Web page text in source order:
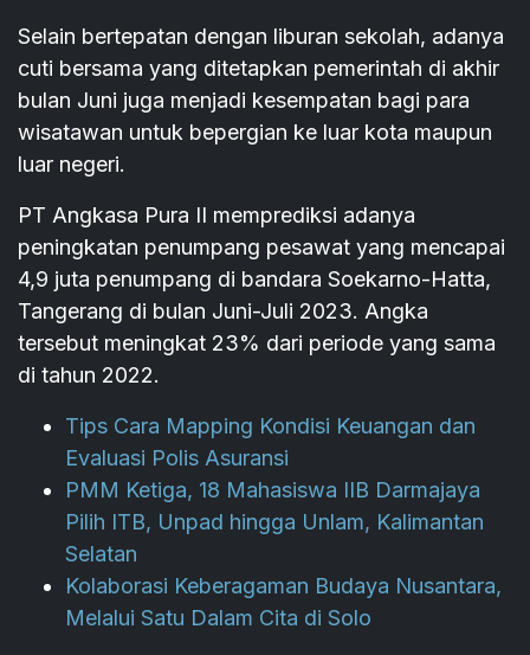
Selain bertepatan dengan liburan sekolah, adanya
cuti bersama yang ditetapkan pemerintah di akhir
bulan Juni juga menjadi kesempatan bagi para
wisatawan untuk bepergian ke luar kota maupun
luar negeri.
PT Angkasa Pura II memprediksi adanya
peningkatan penumpang pesawat yang mencapai
4,9 juta penumpang di bandara Soekarno-Hatta,
Tangerang di bulan Juni-Juli 2023. Angka
tersebut meningkat 23% dari periode yang sama
di tahun 2022.
Tips Cara Mapping Kondisi Keuangan dan
Evaluasi Polis Asuransi
PMM Ketiga, 18 Mahasiswa IIB Darmajaya
Pilih ITB, Unpad hingga Unlam, Kalimantan
Selatan
Kolaborasi Keberagaman Budaya Nusantara,
Melalui Satu Dalam Cita di Solo